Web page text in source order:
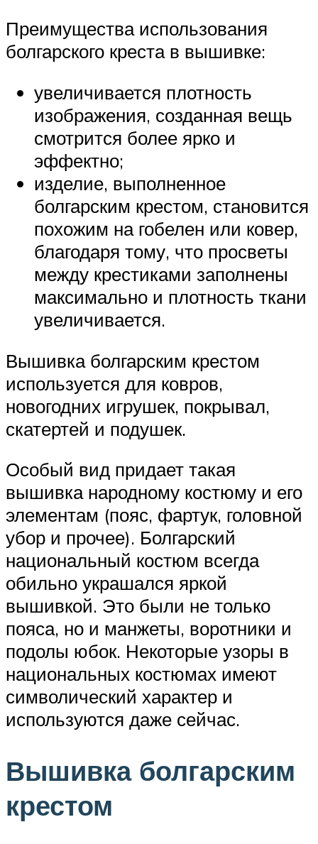
Преимущества использования
болгарского креста в вышивке:
увеличивается плотность
изображения, созданная вещь
смотрится более ярко и
эффектно;
изделие, выполненное
болгарским крестом, становится
похожим на гобелен или ковер,
благодаря тому, что просветы
между крестиками заполнены
максимально и плотность ткани
увеличивается.
Вышивка болгарским крестом
используется для ковров,
новогодних игрушек, покрывал,
скатертей и подушек.
Особый вид придает такая
вышивка народному костюму и его
элементам (пояс, фартук, головной
убор и прочее). Болгарский
национальный костюм всегда
обильно украшался яркой
вышивкой. Это были не только
пояса, но и манжеты, воротники и
подолы юбок. Некоторые узоры в
национальных костюмах имеют
символический характер и
используются даже сейчас.
Вышивка болгарским
крестом